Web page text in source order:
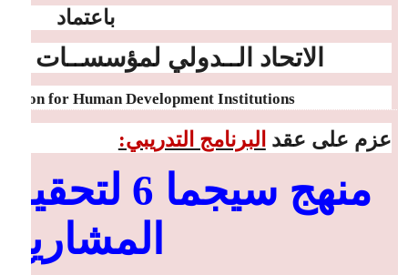
باعتماد
الاتحاد الــدولي لمؤسســات
for Human Development Institutions
عزم على عقد البرنامج التدريبي:
منهج
المشاريع